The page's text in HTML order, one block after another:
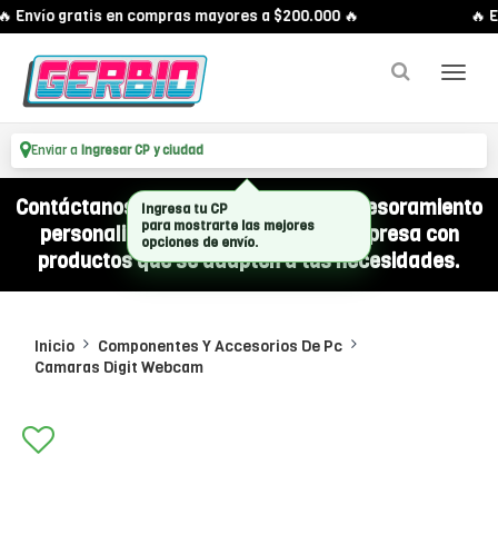
Envío gratis en compras mayores a $200.000 🔥 🔥
Enviar a Ingresar CP y ciudad
Contáctanos por WhatsApp y recibí asesoramiento
personalizado para equipar a tu empresa con
productos que se adapten a tus necesidades.
Inicio
Componentes Y Accesorios De Pc
Camaras Digit Webcam